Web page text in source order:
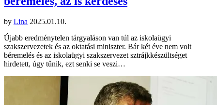
by Lina 2025.01.10.
Újabb eredménytelen tárgyaláson van túl az iskolaügyi
szakszervezetek és az oktatási miniszter. Bár két éve nem volt
béremelés és az iskolaügyi szakszervezet sztrájkkészültséget
hirdetett, úgy tűnik, ezt senki se veszi…